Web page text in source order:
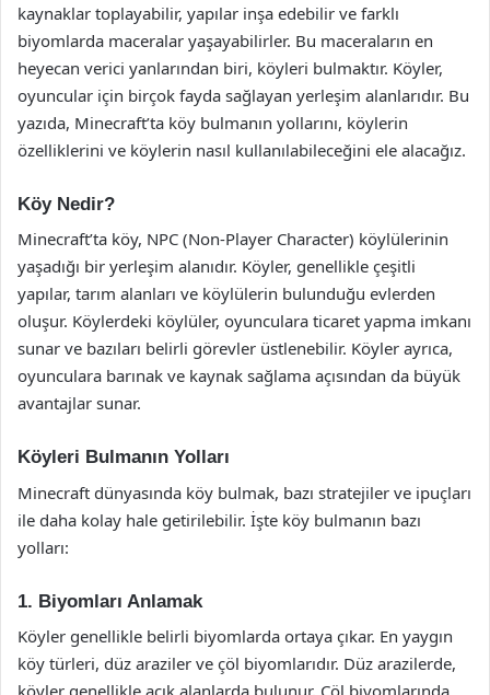
kaynaklar toplayabilir, yapılar inşa edebilir ve farklı
biyomlarda maceralar yaşayabilirler. Bu maceraların en
heyecan verici yanlarından biri, köyleri bulmaktır. Köyler,
oyuncular için birçok fayda sağlayan yerleşim alanlarıdır. Bu
yazıda, Minecraft’ta köy bulmanın yollarını, köylerin
özelliklerini ve köylerin nasıl kullanılabileceğini ele alacağız.
Köy Nedir?
Minecraft’ta köy, NPC (Non-Player Character) köylülerinin
yaşadığı bir yerleşim alanıdır. Köyler, genellikle çeşitli
yapılar, tarım alanları ve köylülerin bulunduğu evlerden
oluşur. Köylerdeki köylüler, oyunculara ticaret yapma imkanı
sunar ve bazıları belirli görevler üstlenebilir. Köyler ayrıca,
oyunculara barınak ve kaynak sağlama açısından da büyük
avantajlar sunar.
Köyleri Bulmanın Yolları
Minecraft dünyasında köy bulmak, bazı stratejiler ve ipuçları
ile daha kolay hale getirilebilir. İşte köy bulmanın bazı
yolları:
1. Biyomları Anlamak
Köyler genellikle belirli biyomlarda ortaya çıkar. En yaygın
köy türleri, düz araziler ve çöl biyomlarıdır. Düz arazilerde,
köyler genellikle açık alanlarda bulunur. Çöl biyomlarında